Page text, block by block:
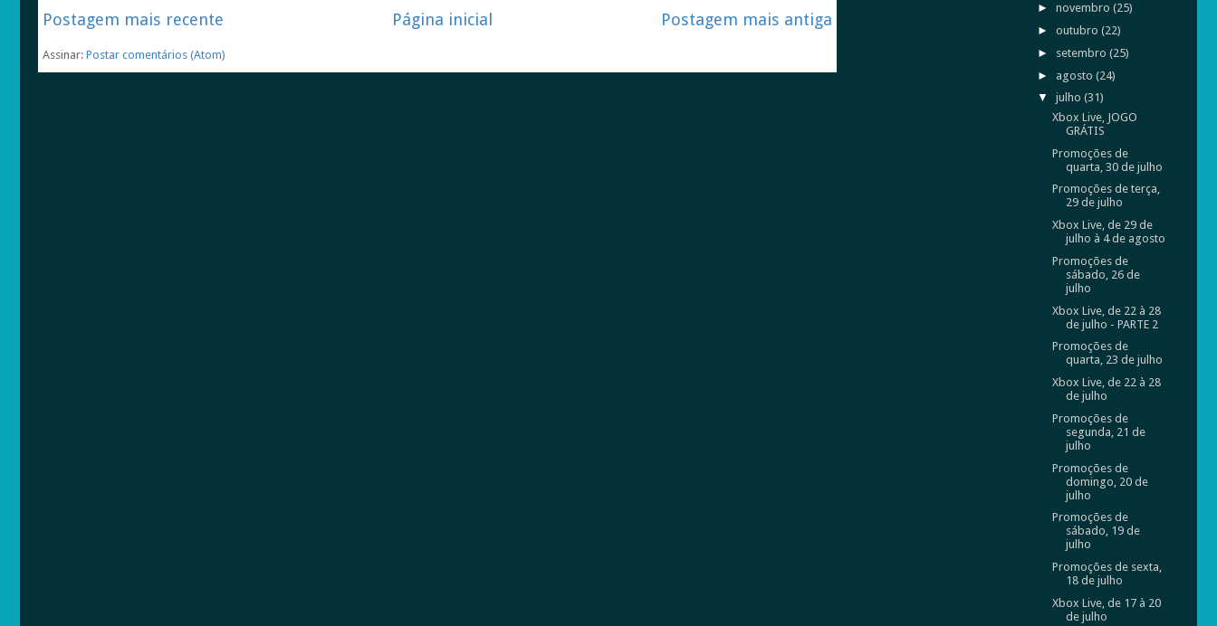
Postagem mais recente Postagem mais antiga
Página inicial
Assinar: Postar comentários (Atom)
► novembro (25)
► outubro (22)
► setembro (25)
► agosto (24)
▼ julho (31)
Xbox Live, JOGO
GRÁTIS
Promoções de
quarta, 30 de julho
Promoções de terça,
29 de julho
Xbox Live, de 29 de
julho à 4 de agosto
Promoções de
sábado, 26 de
julho
Xbox Live, de 22 à 28
de julho - PARTE 2
Promoções de
quarta, 23 de julho
Xbox Live, de 22 à 28
de julho
Promoções de
segunda, 21 de
julho
Promoções de
domingo, 20 de
julho
Promoções de
sábado, 19 de
julho
Promoções de sexta,
18 de julho
Xbox Live, de 17 à 20
de julho